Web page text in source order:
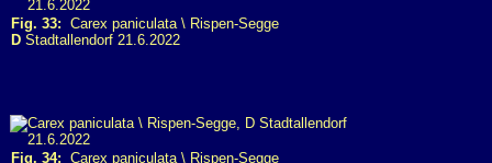
Fig. 33: Carex paniculata \ Rispen-Segge
D Stadtallendorf 21.6.2022
Fig. 34: Carex paniculata \ Rispen-Segge